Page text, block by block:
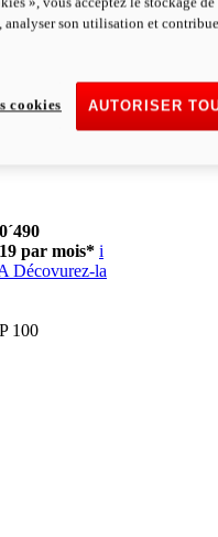
i
Décovurez-la
par mois* i
par mois* i
Décovurez-la
100
son utilisation et
AUTORISER
cookies